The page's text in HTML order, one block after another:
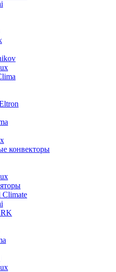
конвекторы
Climate